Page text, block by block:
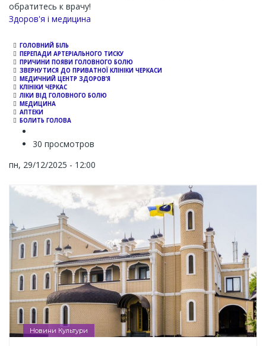
обратитесь к врачу!
Channel
Здоров'я і медицина
ГОЛОВНИЙ БІЛЬ
ПЕРЕПАДИ АРТЕРІАЛЬНОГО ТИСКУ
ПРИЧИНИ ПОЯВИ ГОЛОВНОГО БОЛЮ
ЗВЕРНУТИСЯ ДО ПРИВАТНОЇ КЛІНІКИ ЧЕРКАСИ
МЕДИЧНИЙ ЦЕНТР ЗДОРОВ’Я
КЛІНІКИ ЧЕРКАС
ЛІКИ ВІД ГОЛОВНОГО БОЛЮ
МЕДИЦИНА
АПТЕКИ
БОЛИТЬ ГОЛОВА
30 просмотров
пн, 29/12/2025 - 12:00
Новини Культури